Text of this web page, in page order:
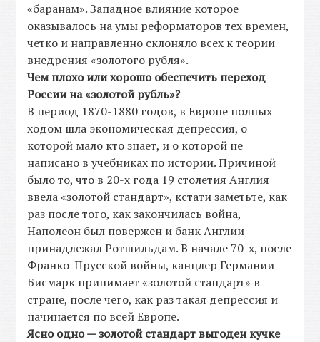
«баранам». Западное влияние которое
оказывалось на умы реформаторов тех времен,
четко и направленно склоняло всех к теории
внедрения «золотого рубля».
Чем плохо или хорошо обеспечить переход
России на «золотой рубль»?
В период 1870-1880 годов, в Европе полных
ходом шла экономическая депрессия, о
которой мало кто знает, и о которой не
написано в учебниках по истории. Причиной
было то, что в 20-х года 19 столетия Англия
ввела «золотой стандарт», кстати заметьте, как
раз после того, как закончилась война,
Наполеон был повержен и банк Англии
принадлежал Ротшильдам. В начале 70-х, после
Франко-Прусской войны, канцлер Германии
Бисмарк принимает «золотой стандарт» в
стране, после чего, как раз такая депрессия и
начинается по всей Европе.
Ясно одно — золотой стандарт выгоден кучке